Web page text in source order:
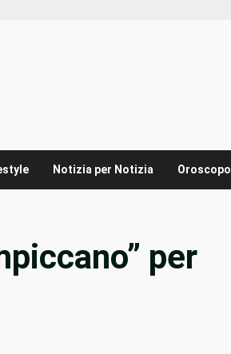
Notizia per Notizia Oroscopo
per